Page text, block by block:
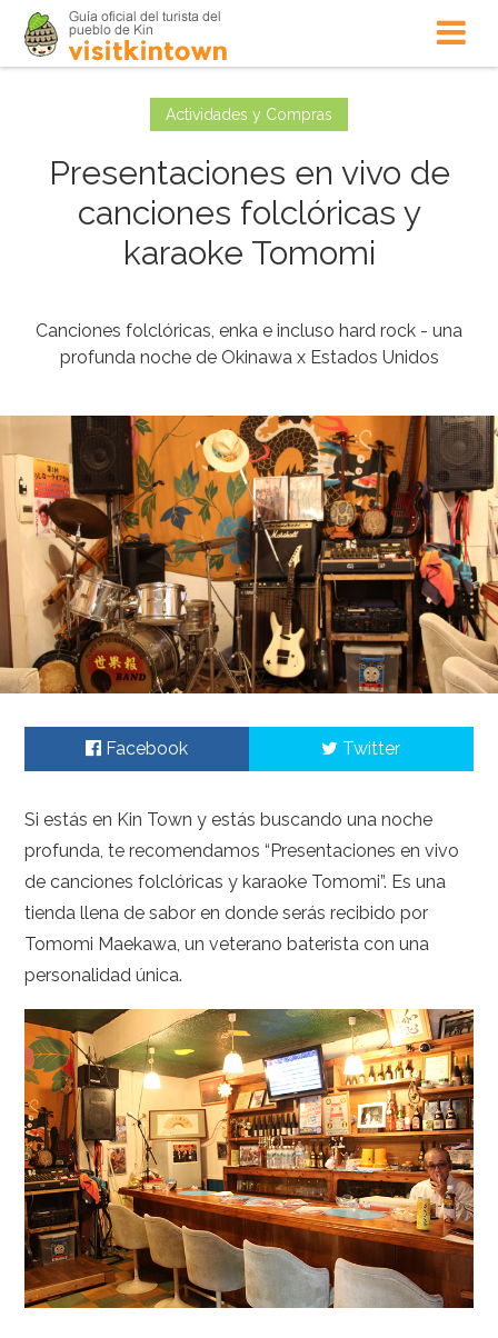
Actividades y Compras
Presentaciones en vivo de
canciones folclóricas y
karaoke Tomomi
Canciones folclóricas, enka e incluso hard rock - una
profunda noche de Okinawa x Estados Unidos
Facebook Twitter
Si estás en Kin Town y estás buscando una noche
profunda, te recomendamos “Presentaciones en vivo
de canciones folclóricas y karaoke Tomomi”. Es una
tienda llena de sabor en donde serás recibido por
Tomomi Maekawa, un veterano baterista con una
personalidad única.